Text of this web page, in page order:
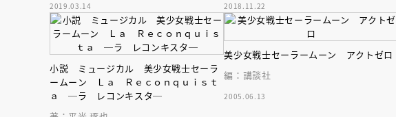
む！
2019.03.14
われる－－。
2018.11.22
小説 ミュージカル 美少女戦士セーラ
ームーン Ｌａ Ｒｅｃｏｎｑｕｉｓｔ
ａ ─ラ レコンキスタ─
美少女戦士セーラームーン アクトゼロ
編：講談社
2005.06.13